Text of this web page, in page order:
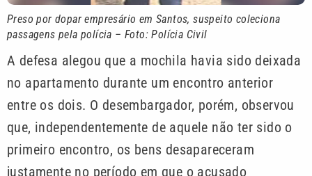
Preso por dopar empresário em Santos, suspeito coleciona
passagens pela polícia – Foto: Polícia Civil
A defesa alegou que a mochila havia sido deixada
no apartamento durante um encontro anterior
entre os dois. O desembargador, porém, observou
que, independentemente de aquele não ter sido o
primeiro encontro, os bens desapareceram
justamente no período em que o acusado